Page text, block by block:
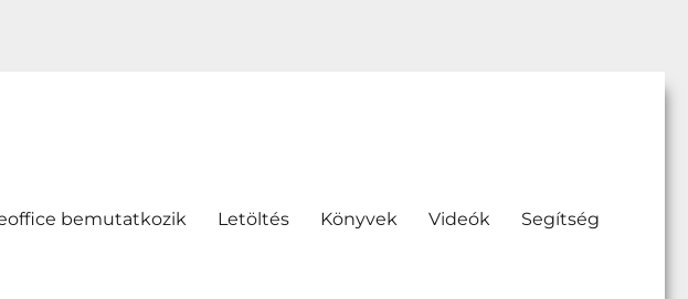
bemutatkozik Letöltés Könyvek Videók Segítség